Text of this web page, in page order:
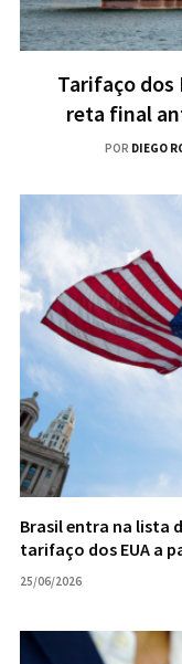
Tarifaço dos
reta final
POR DIEGO
Brasil entra na lista
tarifaço dos EUA a
25/06/2026